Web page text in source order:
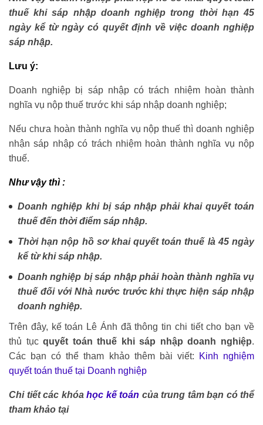
thuế khi sáp nhập doanh nghiệp trong thời hạn 45
ngày kể từ ngày có quyết định về việc doanh nghiệp
sáp nhập.
Lưu ý:
Doanh nghiệp bị sáp nhập có trách nhiệm hoàn thành
nghĩa vụ nộp thuế trước khi sáp nhập doanh nghiệp;
Nếu chưa hoàn thành nghĩa vụ nộp thuế thì doanh nghiệp
nhận sáp nhập có trách nhiệm hoàn thành nghĩa vụ nộp
thuế.
Như vậy thì :
Doanh nghiệp khi bị sáp nhập phải khai quyết toán
thuế đến thời điểm sáp nhập.
Thời hạn nộp hồ sơ khai quyết toán thuế là 45 ngày
kể từ khi sáp nhập.
Doanh nghiệp bị sáp nhập phải hoàn thành nghĩa vụ
thuế đối với Nhà nước trước khi thực hiện sáp nhập
doanh nghiệp.
Trên đây, kế toán Lê Ánh đã thông tin chi tiết cho bạn về
thủ tụcquyết toán thuế khi sáp nhập doanh nghiệp.
Các bạn có thể tham khảo thêm bài viết:
Kinh nghiệm
quyết toán thuế tại Doanh nghiệp
Chi tiết các khóa học kế toán của trung tâm bạn có thể
tham khảo tại